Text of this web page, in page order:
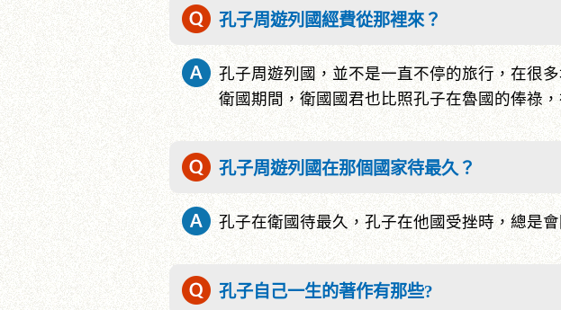
孔子周遊列國經費從那裡來？
孔子周遊列國，並不是一直不停的旅行，在很
衛國期間，衛國國君也比照孔子在魯國的俸祿，
孔子周遊列國在那個國家待最久？
孔子在衛國待最久，孔子在他國受挫時，總是
孔子自己一生的著作有那些?